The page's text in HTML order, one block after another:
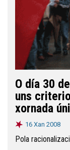
O día 30
uns
xornada
16 Xan 2008
Pola